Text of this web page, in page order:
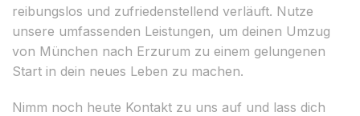
reibungslos und zufriedenstellend verläuft. Nutze
unsere umfassenden Leistungen, um deinen Umzug
von München nach Erzurum zu einem gelungenen
Start in dein neues Leben zu machen.
Nimm noch heute Kontakt zu uns auf und lass dich